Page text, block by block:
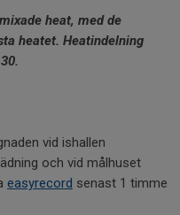
heat, med de
heatet. Heatindelning
vid ishallen
och vid målhuset
easyrecord senast 1 timme